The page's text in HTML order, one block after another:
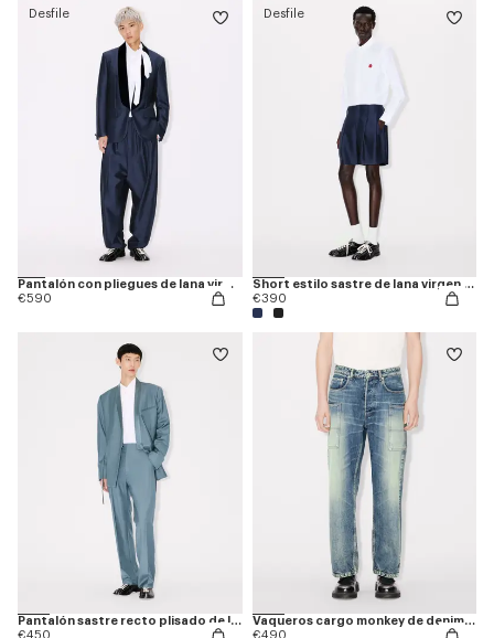
Desfile
Pantalón con pliegues de lana virgen y seda
€590
Desfile
Short estilo sastre de lana virgen y seda
€390
Pantalón sastre recto plisado de lana virgen
Vaqueros cargo monkey de denim japonés